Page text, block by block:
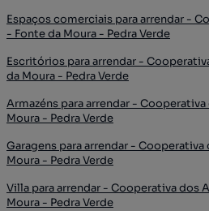
Espaços comerciais para arrendar -
- Fonte da Moura - Pedra Verde
Escritórios para arrendar -
da Moura - Pedra Verde
Armazéns para arrendar -
Moura - Pedra Verde
Garagens para arrendar -
Moura - Pedra Verde
Villa para arrendar - Cooperativa dos
Moura - Pedra Verde